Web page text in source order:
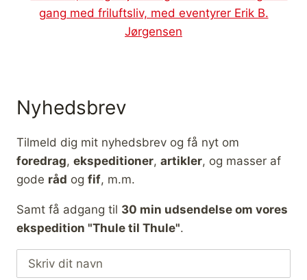
Nyhedsbrev
Tilmeld dig mit nyhedsbrev og få nyt om
foredrag, ekspeditioner, artikler, og masser af
gode råd og fif, m.m.
Samt få adgang til 30 min udsendelse om vores
ekspedition "Thule til Thule".